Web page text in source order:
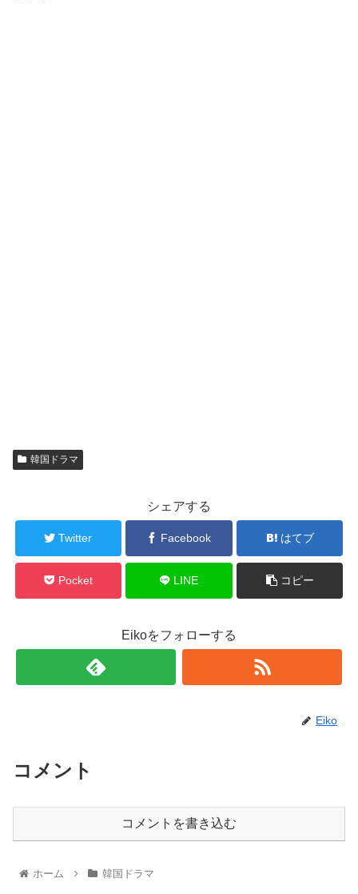
韓国ドラマ
シェアする
Twitter Facebook はてブ
Pocket LINE コピー
Eikoをフォローする
Eiko
コメント
コメントを書き込む
ホーム 韓国ドラマ